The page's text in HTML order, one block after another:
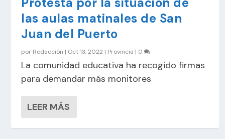
las aulas matinales de San
Juan del Puerto
por Redacción | Oct 13, 2022 | Provincia | 0
La comunidad educativa ha recogido firmas
para demandar más monitores
LEER MÁS